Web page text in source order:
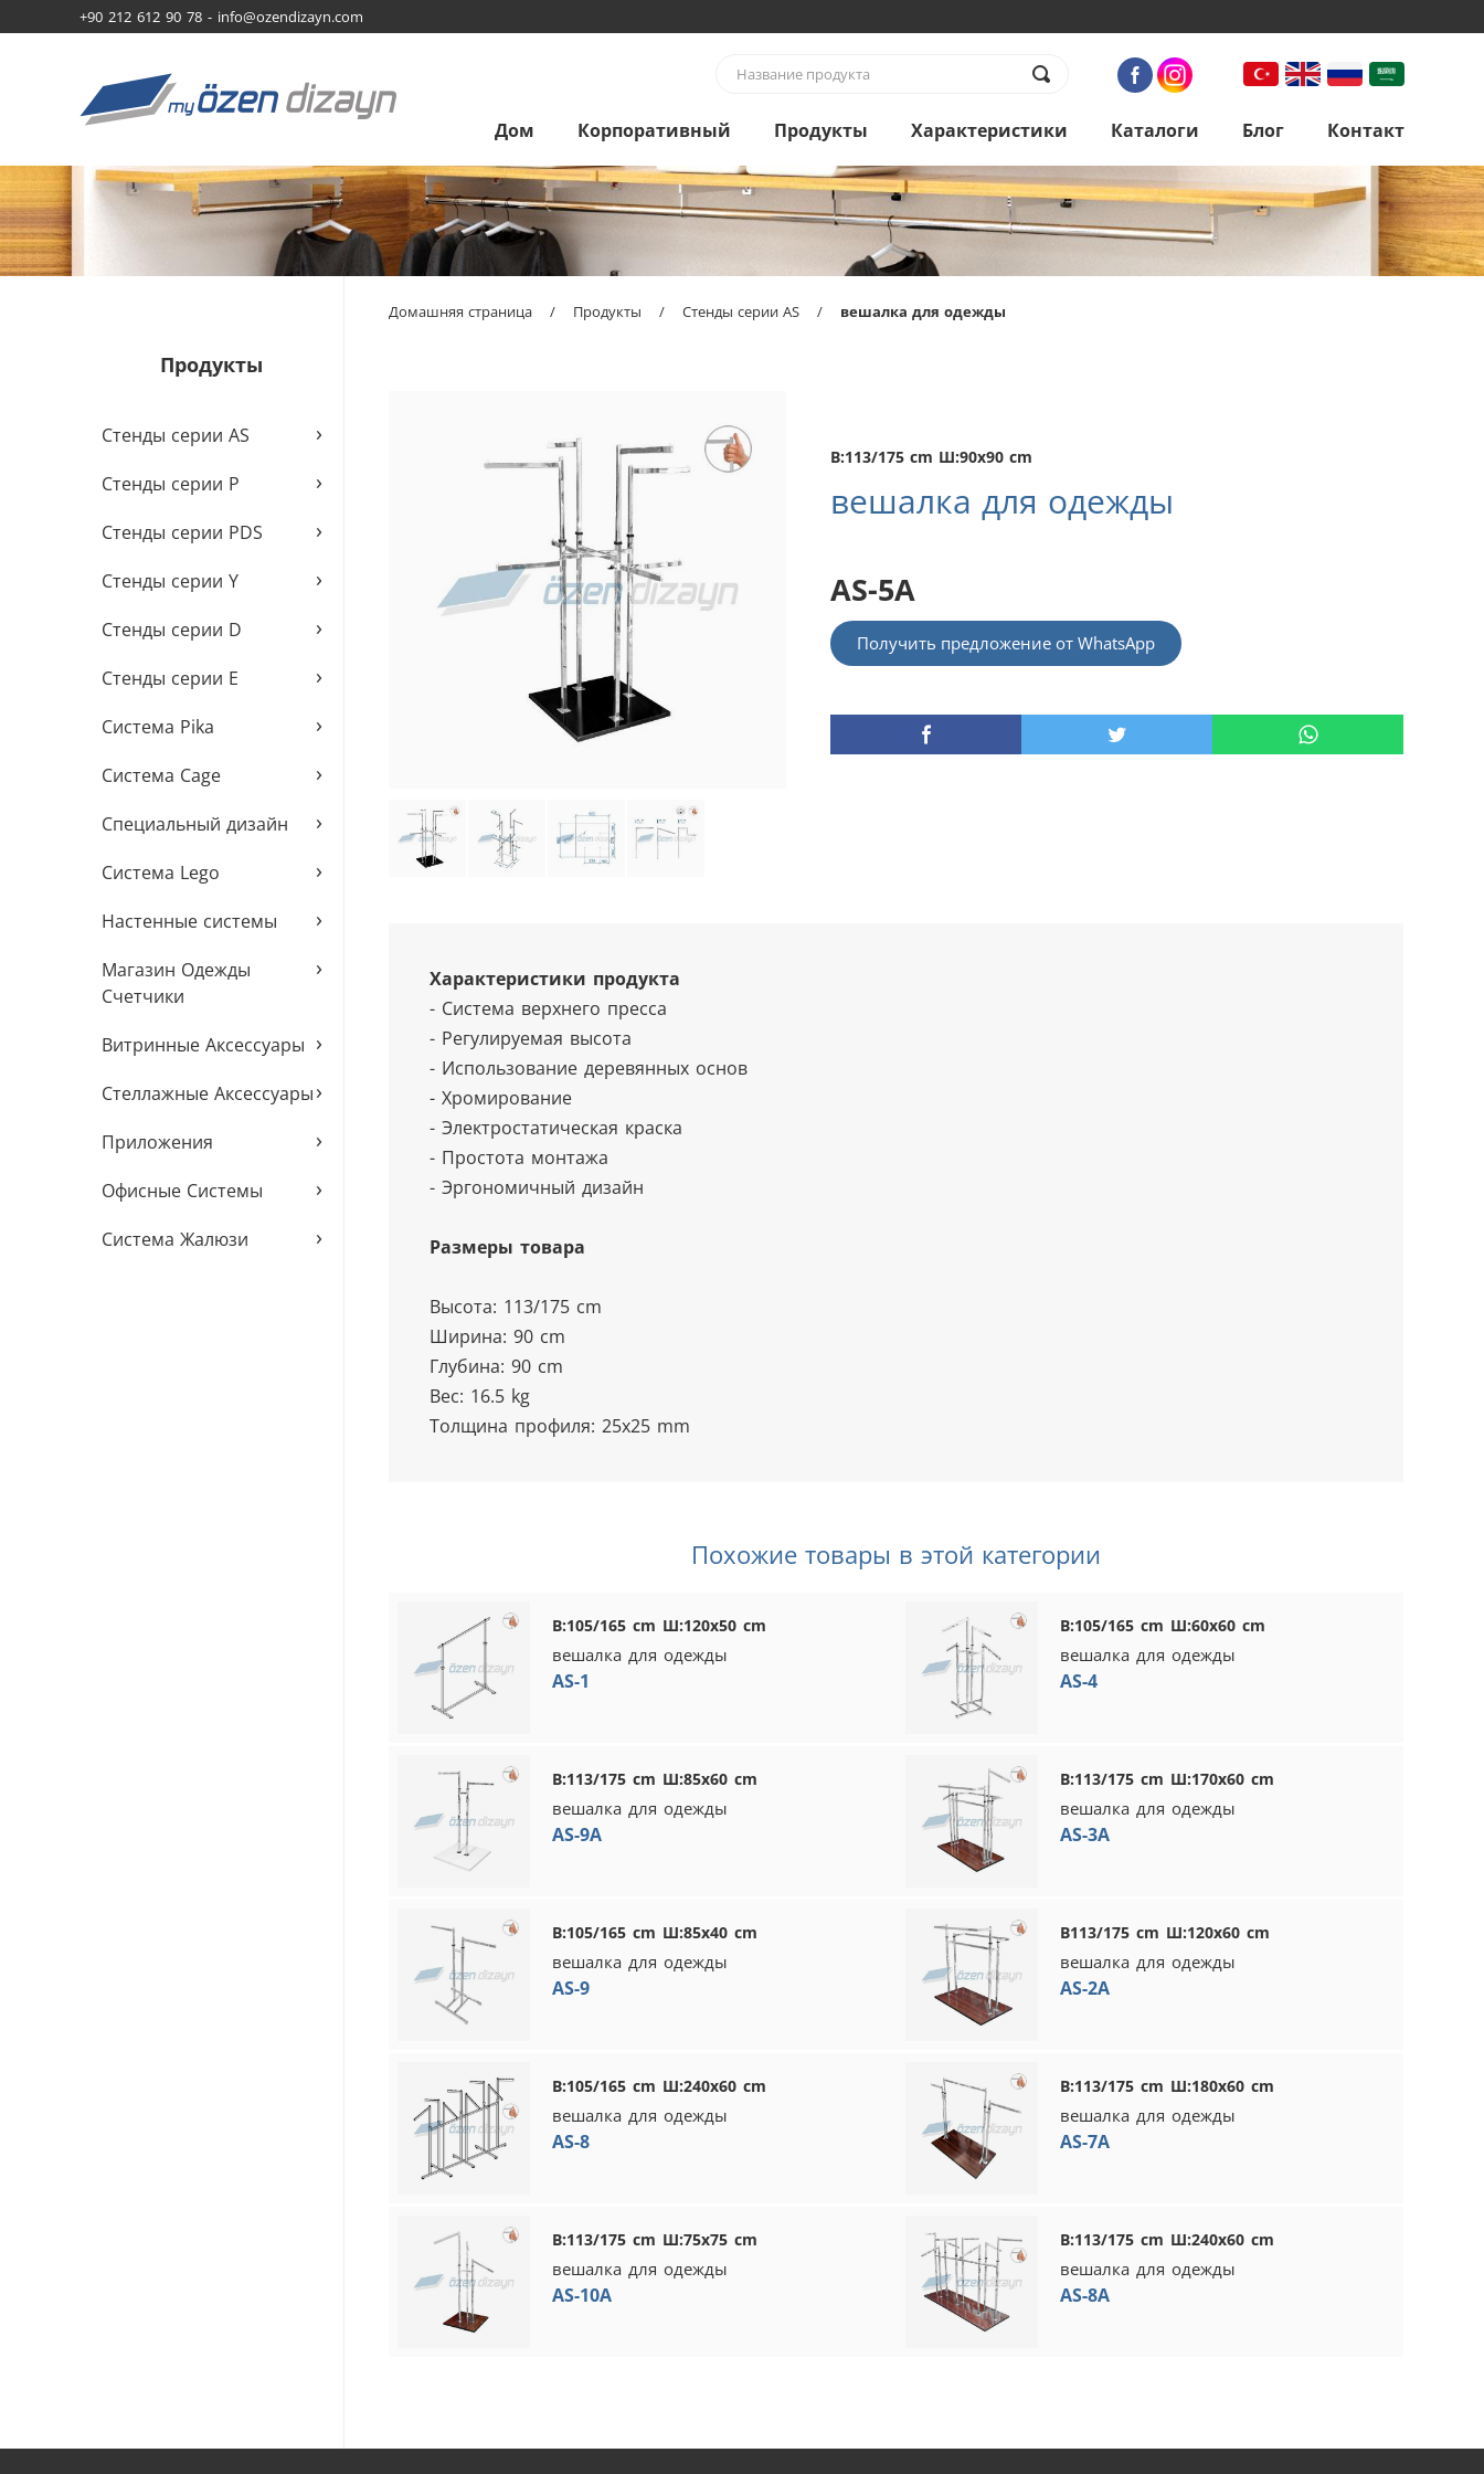
+90 212 612 90 78 - info@ozendizayn.com
Дом Корпоративный Продукты Характеристики Каталоги Блог Контакт
Продукты
›
Стенды серии AS
›
Стенды серии P
›
Стенды серии PDS
›
Стенды серии Y
›
Стенды серии D
›
Стенды серии E
›
Система Pika
›
Система Cage
›
Специальный дизайн
›
Система Lego
›
Настенные системы
›
Магазин Одежды
Счетчики
›
Витринные Аксессуары
›
Стеллажные Аксессуары
›
Приложения
›
Офисные Системы
›
Система Жалюзи
Домашняя страница / Продукты / Стенды серии AS / вешалка для одежды
В:113/175 cm Ш:90x90 cm
вешалка для одежды
AS-5A
Получить предложение от WhatsApp
Характеристики продукта
- Система верхнего пресса
- Регулируемая высота
- Использование деревянных основ
- Хромирование
- Электростатическая краска
- Простота монтажа
- Эргономичный дизайн
Размеры товара
Высота: 113/175 cm
Ширина: 90 cm
Глубина: 90 cm
Вес: 16.5 kg
Толщина профиля: 25x25 mm
Похожие товары в этой категории
В:105/165 cm Ш:120x50 cm
вешалка для одежды
AS-1
В:105/165 cm Ш:60x60 cm
вешалка для одежды
AS-4
В:113/175 cm Ш:85x60 cm
вешалка для одежды
AS-9A
В:113/175 cm Ш:170x60 cm
вешалка для одежды
AS-3A
В:105/165 cm Ш:85x40 cm
вешалка для одежды
AS-9
В113/175 cm Ш:120x60 cm
вешалка для одежды
AS-2A
В:105/165 cm Ш:240x60 cm
вешалка для одежды
AS-8
В:113/175 cm Ш:180x60 cm
вешалка для одежды
AS-7A
В:113/175 cm Ш:75x75 cm
вешалка для одежды
AS-10A
В:113/175 cm Ш:240x60 cm
вешалка для одежды
AS-8A